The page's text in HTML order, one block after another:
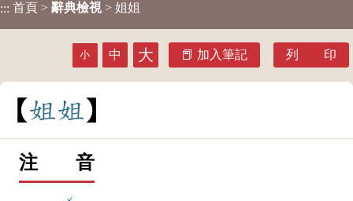
::: 首頁 > 辭典檢視 > 姐姐
小 中 大 加入筆記 列 印
姐姐
注 音